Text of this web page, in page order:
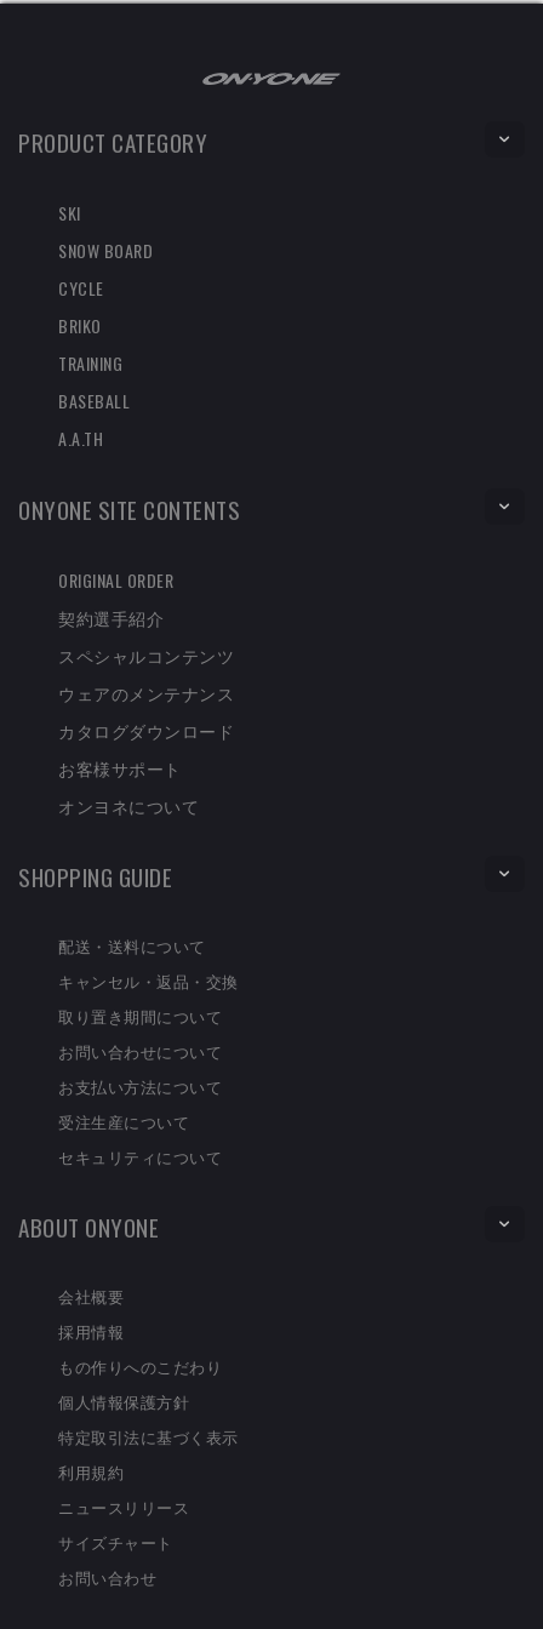
PRODUCT CATEGORY
SKI
SNOW BOARD
CYCLE
BRIKO
TRAINING
BASEBALL
A.A.TH
ONYONE SITE CONTENTS
ORIGINAL ORDER
契約選手紹介
スペシャルコンテンツ
ウェアのメンテナンス
カタログダウンロード
お客様サポート
オンヨネについて
SHOPPING GUIDE
配送・送料について
キャンセル・返品・交換
取り置き期間について
お問い合わせについて
お支払い方法について
受注生産について
セキュリティについて
ABOUT ONYONE
会社概要
採用情報
もの作りへのこだわり
個人情報保護方針
特定取引法に基づく表示
利用規約
ニュースリリース
サイズチャート
お問い合わせ